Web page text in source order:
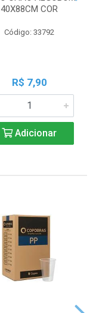
40X88CM COR
Código: 33792
R$ 7,90
Adicionar